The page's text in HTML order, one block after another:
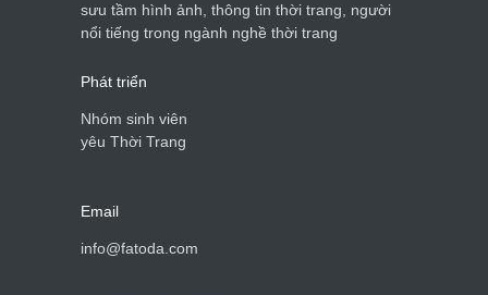
Mẫu áo khoác đẹp cho phụ
nữ 40+
sưu tầm hình ảnh, thông tin thời trang, người
nổi tiếng trong ngành nghề thời trang
Phát triển
Nhóm sinh viên
yêu Thời Trang
Email
info@fatoda.com